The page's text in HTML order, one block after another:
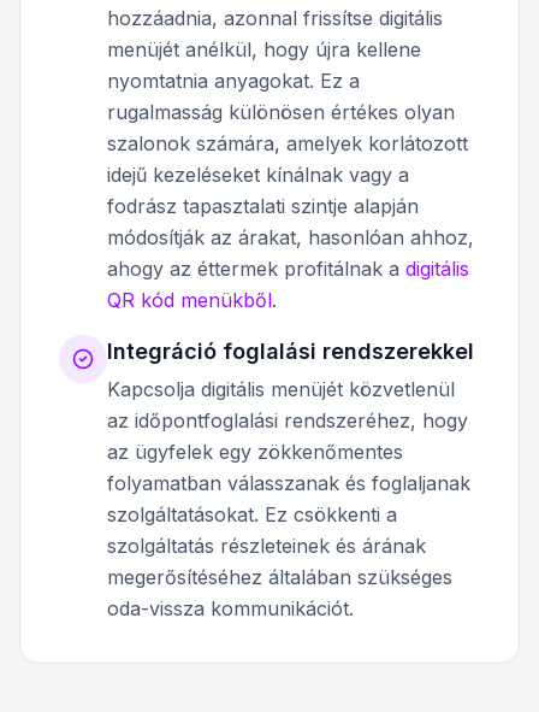
hozzáadnia, azonnal frissítse digitális
menüjét anélkül, hogy újra kellene
nyomtatnia anyagokat. Ez a
rugalmasság különösen értékes olyan
szalonok számára, amelyek korlátozott
idejű kezeléseket kínálnak vagy a
fodrász tapasztalati szintje alapján
módosítják az árakat, hasonlóan ahhoz,
ahogy az éttermek profitálnak a digitális
QR kód menükből.
Integráció foglalási rendszerekkel
Kapcsolja digitális menüjét közvetlenül
az időpontfoglalási rendszeréhez, hogy
az ügyfelek egy zökkenőmentes
folyamatban válasszanak és foglaljanak
szolgáltatásokat. Ez csökkenti a
szolgáltatás részleteinek és árának
megerősítéséhez általában szükséges
oda-vissza kommunikációt.